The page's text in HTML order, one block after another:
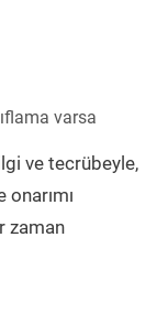
varsa
ve tecrübeyle,
onarımı
zaman